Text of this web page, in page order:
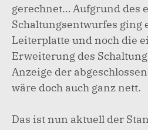
gerechnet… Aufgrund des
Schaltungsentwurfes ging
Leiterplatte und noch die
Erweiterung des
Anzeige der
wäre doch auch ganz nett.
Das ist nun aktuell der